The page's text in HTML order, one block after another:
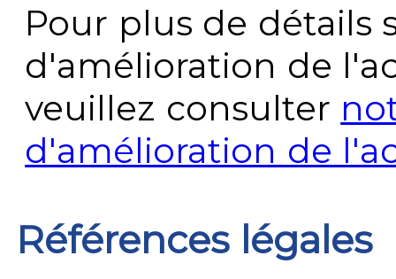
Pour plus de détails
d'amélioration de
veuillez consulter
d'amélioration de
Références légales